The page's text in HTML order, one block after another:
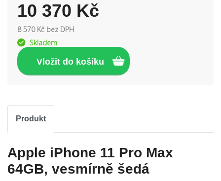
10 370 Kč
8 570 Kč bez DPH
Skladem
Produkt
Apple iPhone 11 Pro Max
64GB, vesmírně šedá